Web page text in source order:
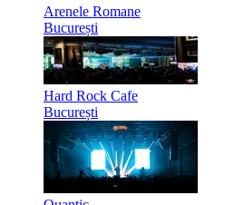
Arenele Romane
București
Hard Rock Cafe
București